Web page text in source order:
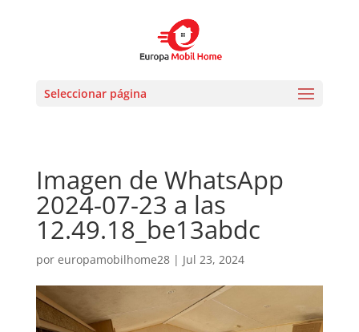
Seleccionar página
Imagen de WhatsApp
2024-07-23 a las
12.49.18_be13abdc
por europamobilhome28| Jul 23, 2024